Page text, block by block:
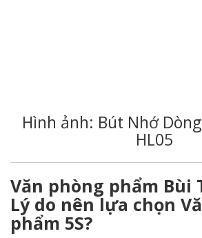
Hình ảnh: Bút Nhớ
HL05
Văn phòng phẩm Bùi
Lý do nên lựa chọn
phẩm 5S?